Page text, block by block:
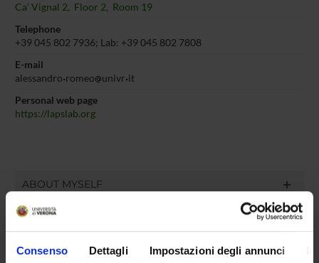
Consenso Dettagli Impostazioni degli annunci
Ca' Vignal 2, Floor 2, Room 19
Telephone
+39 045 802 7936; Lab: +39 045 802 7808
E-mail
alessandro romeo univr it
Personal web page
https://lapslab.org
ABOUT MYSELF
TEACHING
THIRD MISSION